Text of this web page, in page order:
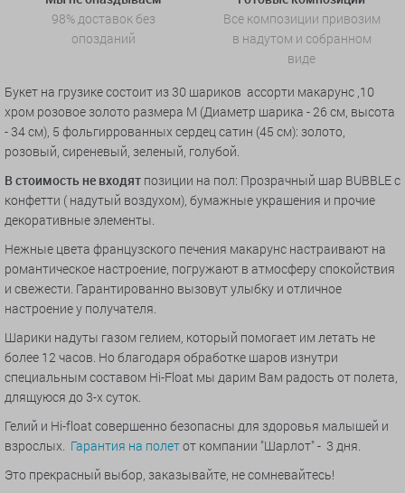
98% доставок без
опозданий
Все композиции привозим
в надутом и собранном
виде
Букет на грузике состоит из 30 шариков ассорти макарунс ,10
хром розовое золото размера М (Диаметр шарика - 26 см, высота
- 34 см), 5 фольгиррованных сердец сатин (45 см): золото,
розовый, сиреневый, зеленый, голубой.
В стоимость не входят позиции на пол: Прозрачный шар BUBBLE с
конфетти ( надутый воздухом), бумажные украшения и прочие
декоративные элементы.
Нежные цвета французского печения макарунс настраивают на
романтическое настроение, погружают в атмосферу спокойствия
и свежести. Гарантированно вызовут улыбку и отличное
настроение у получателя.
Шарики надуты газом гелием, который помогает им летать не
более 12 часов. Но благодаря обработке шаров изнутри
специальным составом Hi-Float мы дарим Вам радость от полета,
длящуюся до 3-х суток.
Гелий и Hi-float совершенно безопасны для здоровья малышей и
взрослых. Гарантия на полетот компании "Шарлот" - 3 дня.
Это прекрасный выбор, заказывайте, не сомневайтесь!